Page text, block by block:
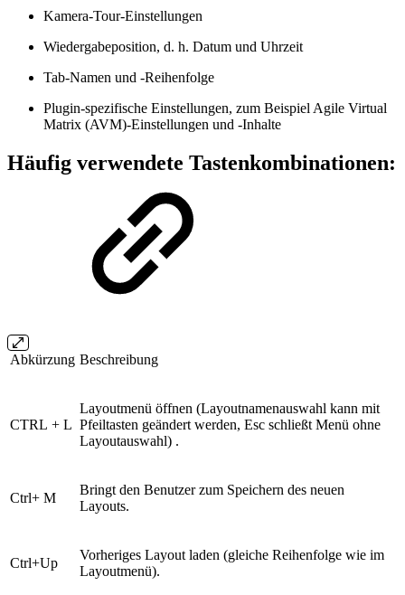
Kamera-Tour-Einstellungen
Wiedergabeposition, d. h. Datum und Uhrzeit
Tab-Namen und -Reihenfolge
Plugin-spezifische Einstellungen, zum Beispiel Agile Virtual
Matrix (AVM)-Einstellungen und -Inhalte
Häufig verwendete Tastenkombinationen:
Abkürzung Beschreibung
CTRL + L
Layoutmenü öffnen (Layoutnamenauswahl kann mit
Pfeiltasten geändert werden, Esc schließt Menü ohne
Layoutauswahl) .
Ctrl+ M
Bringt den Benutzer zum Speichern des neuen
Layouts.
Ctrl+Up
Vorheriges Layout laden (gleiche Reihenfolge wie im
Layoutmenü).